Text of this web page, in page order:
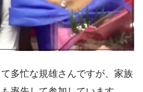
多忙な規雄さんですが、家族